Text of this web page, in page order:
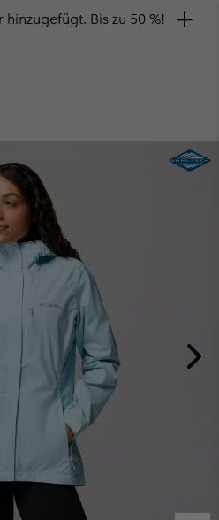
hinzugefügt. Bis zu 50 %!